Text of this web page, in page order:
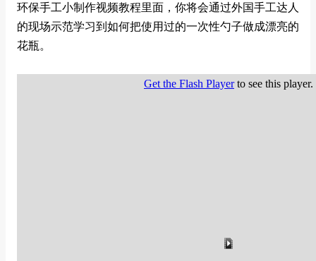
环保手工小制作视频教程里面，你将会通过外国手工达人
的现场示范学习到如何把使用过的一次性勺子做成漂亮的
花瓶。
Get the Flash Playerto see this player.